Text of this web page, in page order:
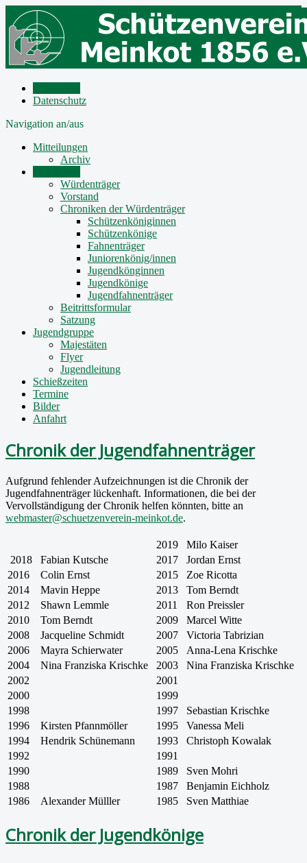
Datenschutz
Navigation an/aus
Mitteilungen
Archiv
Würdenträger
Vorstand
Chroniken der Würdenträger
Schützenköniginnen
Schützenkönige
Fahnenträger
Juniorenkönig/innen
Jugendkönginnen
Jugendkönige
Jugendfahnenträger
Beitrittsformular
Satzung
Jugendgruppe
Majestäten
Flyer
Jugendleitung
Schießzeiten
Termine
Bilder
Anfahrt
Chronik der Jugendfahnenträger
Aufgrund fehlender Aufzeichnungen ist die Chronik der
Jugendfahnenträger lückenhaft. Informationen, die bei der
Vervollständigung der Chronik helfen könnten, bitte an
webmaster@schuetzenverein-meinkot.de.
2019
Milo Kaiser
2018
Fabian Kutsche 2017
Jordan Ernst
2016
Colin Ernst 2015
Zoe Ricotta
2014
Mavin Heppe 2013
Tom Berndt
2012
Shawn Lemmle 2011
Ron Preissler
2010
Tom Berndt 2009
Marcel Witte
2008
Jacqueline Schmidt 2007
Victoria Tabrizian
2006
Mayra Schierwater 2005
Anna-Lena Krischke
2004
Nina Franziska Krischke 2003
Nina Franziska Krischke
2002
2001
2000
1999
1998
1997
Sebastian Krischke
1996
Kirsten Pfannmöller 1995
Vanessa Meli
1994
Hendrik Schünemann 1993
Christoph Kowalak
1992
1991
1990
1989
Sven Mohri
1988
1987
Benjamin Eichholz
1986
Alexander Mülller 1985 Sven Matthiae
Chronik der Jugendkönige